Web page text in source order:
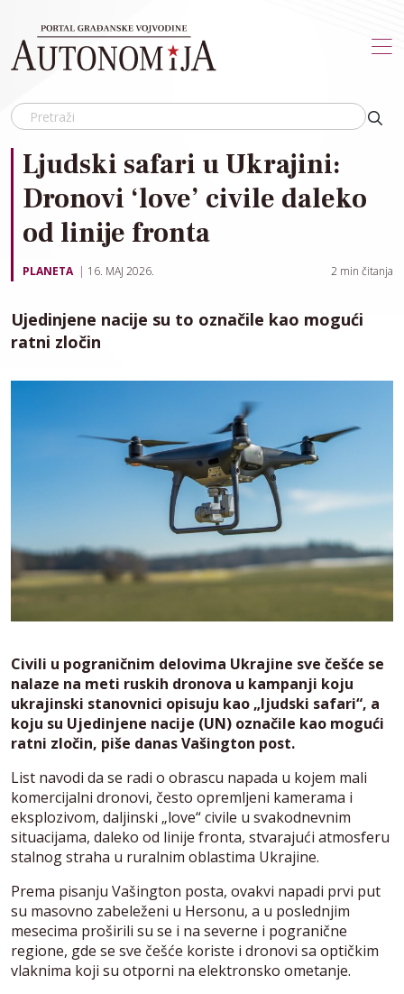
Ljudski safari u Ukrajini:
Dronovi ‘love’ civile daleko
od linije fronta
PLANETA 16. MAJ 2026. 2 min čitanja
Ujedinjene nacije su to označile kao mogući
ratni zločin
Civili u pograničnim delovima Ukrajine sve češće se
nalaze na meti ruskih dronova u kampanji koju
ukrajinski stanovnici opisuju kao „ljudski safari“, a
koju su Ujedinjene nacije (UN) označile kao mogući
ratni zločin, piše danas Vašington post.
List navodi da se radi o obrascu napada u kojem mali
komercijalni dronovi, često opremljeni kamerama i
eksplozivom, daljinski „love“ civile u svakodnevnim
situacijama, daleko od linije fronta, stvarajući atmosferu
stalnog straha u ruralnim oblastima Ukrajine.
Prema pisanju Vašington posta, ovakvi napadi prvi put
su masovno zabeleženi u Hersonu, a u poslednjim
mesecima proširili su se i na severne i pogranične
regione, gde se sve češće koriste i dronovi sa optičkim
vlaknima koji su otporni na elektronsko ometanje.